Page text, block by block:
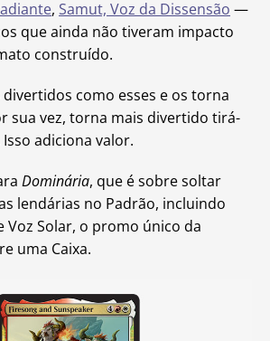
, Samut, Voz da Dissensão —
que ainda não tiveram impacto
construído.
divertidos como esses e os torna
sua vez, torna mais divertido tirá-
adiciona valor.
Dominária, que é sobre soltar
lendárias no Padrão, incluindo
Voz Solar, o promo único da
uma Caixa.